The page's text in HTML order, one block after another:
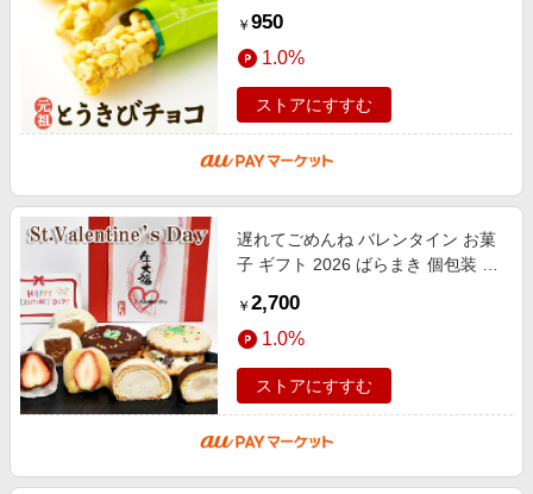
フト お土産 バレンタイン
￥ 950
1.0%
ストアにすすむ
遅れてごめんね バレンタイン お菓
子 ギフト 2026 ばらまき 個包装 チ
ョコ 本命 小分け 面白い 大量
￥ 2,700
1.0%
ストアにすすむ